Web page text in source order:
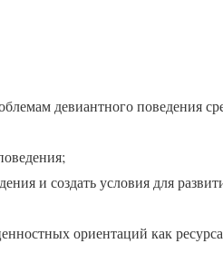
девиантного поведения
и создать условия для
ориентаций как ресурса